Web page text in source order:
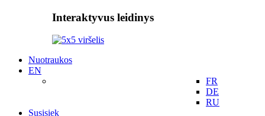
Interaktyvus leidinys
Nuotraukos
EN
FR
DE
RU
Susisiek